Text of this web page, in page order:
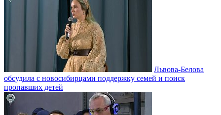
Львова-Белова
обсудила с новосибирцами поддержку семей и поиск
пропавших детей